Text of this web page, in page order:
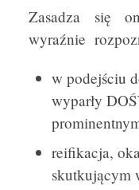
Zasadza się
wyraźnie
w podejściu
wyparły
reifikacja,
skutkującym